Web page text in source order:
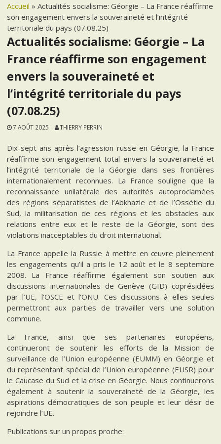
Accueil »Actualités socialisme: Géorgie – La France réaffirme
son engagement envers la souveraineté et l’intégrité
territoriale du pays (07.08.25)
Actualités socialisme: Géorgie – La
France réaffirme son engagement
envers la souveraineté et
l’intégrité territoriale du pays
(07.08.25)
7 AOÛT 2025 THIERRY PERRIN
Dix-sept ans après l’agression russe en Géorgie, la France
réaffirme son engagement total envers la souveraineté et
l’intégrité territoriale de la Géorgie dans ses frontières
internationalement reconnues. La France souligne que la
reconnaissance unilatérale des autorités autoproclamées
des régions séparatistes de l’Abkhazie et de l’Ossétie du
Sud, la militarisation de ces régions et les obstacles aux
relations entre eux et le reste de la Géorgie, sont des
violations inacceptables du droit international.
La France appelle la Russie à mettre en œuvre pleinement
les engagements qu’il a pris le 12 août et le 8 septembre
2008. La France réaffirme également son soutien aux
discussions internationales de Genève (GID) coprésidées
par l’UE, l’OSCE et l’ONU. Ces discussions à elles seules
permettront aux parties de travailler vers une solution
commune.
La France, ainsi que ses partenaires européens,
continueront de soutenir les efforts de la Mission de
surveillance de l’Union européenne (EUMM) en Géorgie et
du représentant spécial de l’Union européenne (EUSR) pour
le Caucase du Sud et la crise en Géorgie. Nous continuerons
également à soutenir la souveraineté de la Géorgie, les
aspirations démocratiques de son peuple et leur désir de
rejoindre l’UE.
Publications sur un propos proche: